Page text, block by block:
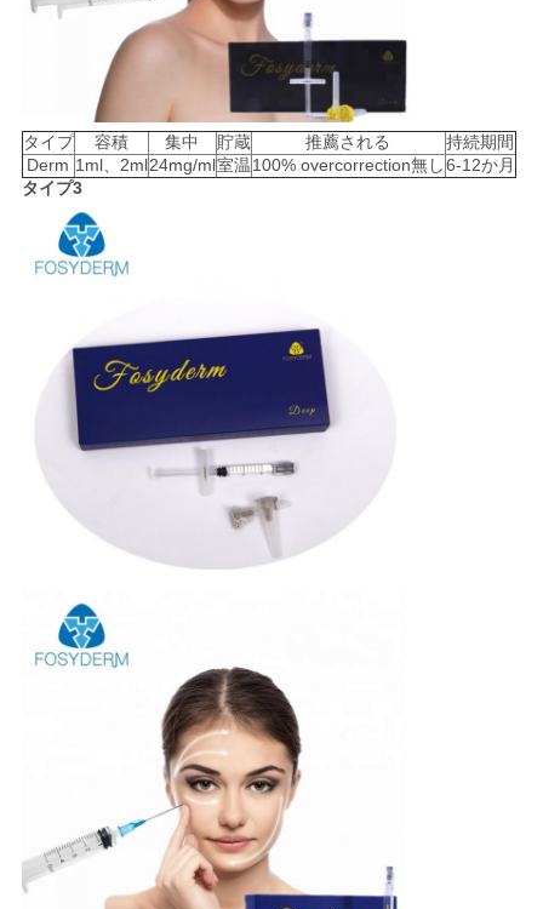
タイプ 容積 集中 貯蔵 推薦される
持続期間
Derm 1ml、2ml24mg/ml室温100% overcorrection無し6-12か月
タイプ3